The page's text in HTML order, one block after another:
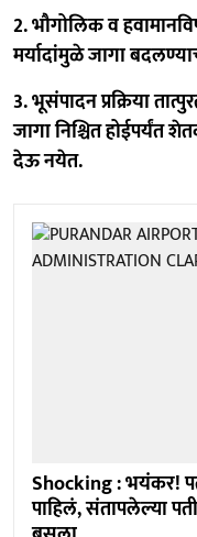
2. भौगोलिक व
मर्यादांमुळे जागा
3. भूसंपादन प्रक्रिया
जागा निश्चित होईपर्यंत
देऊ नयेत.
Shocking : भयंकर!
पाहिलं, संतापलेल्या